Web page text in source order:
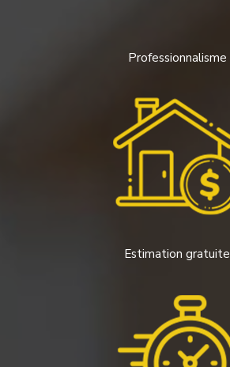
Professionnalisme
Estimation gratuite